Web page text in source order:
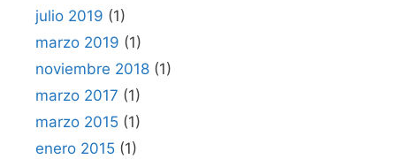
julio 2019 (1)
marzo 2019 (1)
noviembre 2018 (1)
marzo 2017 (1)
marzo 2015 (1)
enero 2015 (1)